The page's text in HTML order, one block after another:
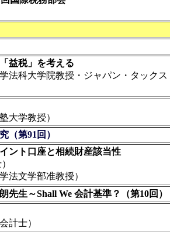
益税」を考える
法科大学院教授・ジャパン・タック
大学教授）
（第91回）
ント口座と相続財産該当性
法文学部准教授）
先生 ～Shall We 会計基準？（第10回）
計士）